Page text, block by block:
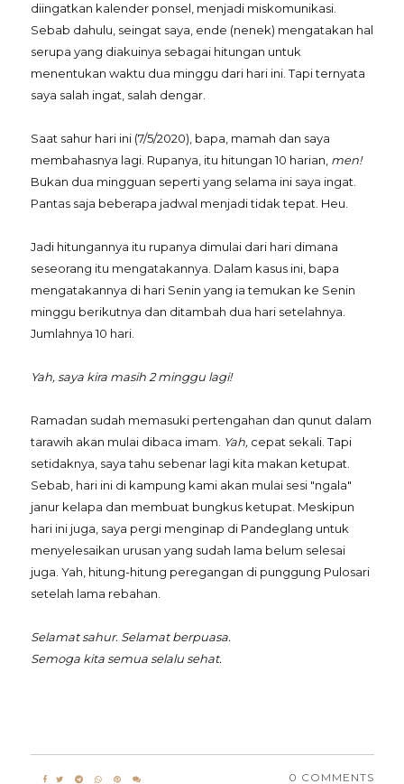
diingatkan kalender ponsel, menjadi miskomunikasi.
Sebab dahulu, seingat saya, ende (nenek) mengatakan hal
serupa yang diakuinya sebagai hitungan untuk
menentukan waktu dua minggu dari hari ini. Tapi ternyata
saya salah ingat, salah dengar.
Saat sahur hari ini (7/5/2020), bapa, mamah dan saya
membahasnya lagi. Rupanya, itu hitungan 10 harian, men!
Bukan dua mingguan seperti yang selama ini saya ingat.
Pantas saja beberapa jadwal menjadi tidak tepat. Heu.
Jadi hitungannya itu rupanya dimulai dari hari dimana
seseorang itu mengatakannya. Dalam kasus ini, bapa
mengatakannya di hari Senin yang ia temukan ke Senin
minggu berikutnya dan ditambah dua hari setelahnya.
Jumlahnya 10 hari.
Yah, saya kira masih 2 minggu lagi!
Ramadan sudah memasuki pertengahan dan qunut dalam
tarawih akan mulai dibaca imam. Yah, cepat sekali. Tapi
setidaknya, saya tahu sebenar lagi kita makan ketupat.
Sebab, hari ini di kampung kami akan mulai sesi "ngala"
janur kelapa dan membuat bungkus ketupat. Meskipun
hari ini juga, saya pergi menginap di Pandeglang untuk
menyelesaikan urusan yang sudah lama belum selesai
juga. Yah, hitung-hitung peregangan di punggung Pulosari
setelah lama rebahan.
Selamat sahur. Selamat berpuasa.
Semoga kita semua selalu sehat.
0 COMMENTS